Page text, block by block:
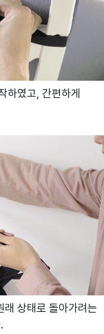
하였고, 간편하게
래 상태로 돌아가려는